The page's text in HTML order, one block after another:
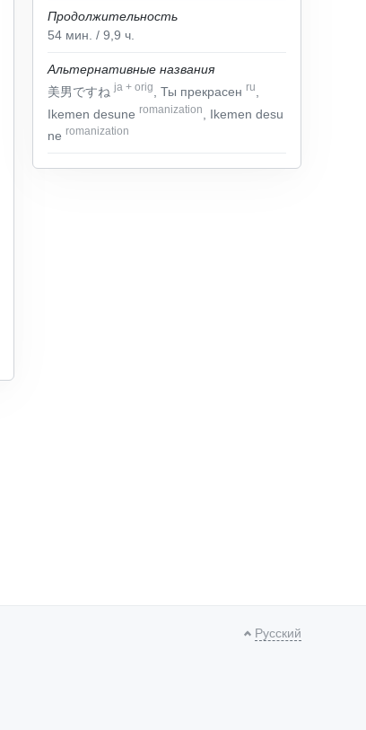
Продолжительность
54 мин. / 9,9 ч.
Альтернативные названия
美男ですねja + orig , Ты прекрасен ru
Ikemen desune romanization
, Ikemen desu
ne romanization
Русский